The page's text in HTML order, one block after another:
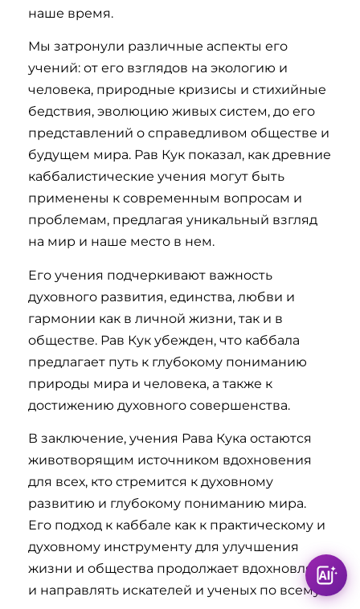
наше время.
Мы затронули различные аспекты его
учений: от его взглядов на экологию и
человека, природные кризисы и стихийные
бедствия, эволюцию живых систем, до его
представлений о справедливом обществе и
будущем мира. Рав Кук показал, как древние
каббалистические учения могут быть
применены к современным вопросам и
проблемам, предлагая уникальный взгляд
на мир и наше место в нем.
Его учения подчеркивают важность
духовного развития, единства, любви и
гармонии как в личной жизни, так и в
обществе. Рав Кук убежден, что каббала
предлагает путь к глубокому пониманию
природы мира и человека, а также к
достижению духовного совершенства.
В заключение, учения Рава Кука остаются
животворящим источником вдохновения
для всех, кто стремится к духовному
развитию и глубокому пониманию мира.
Его подход к каббале как к практическому и
духовному инструменту для улучшения
жизни и общества продолжает вдохновлять
и направлять искателей и ученых по всему